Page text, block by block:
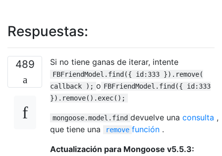
Respuestas:
489 Si no tiene ganas de iterar, intente
FBFriendModel.find({ id:333 }).remove(
callback ); o FBFriendModel.find({ id:333
}).remove().exec();
mongoose.model.find devuelve una consulta ,
que tiene una
remove función .
Actualización para Mongoose v5.5.3: